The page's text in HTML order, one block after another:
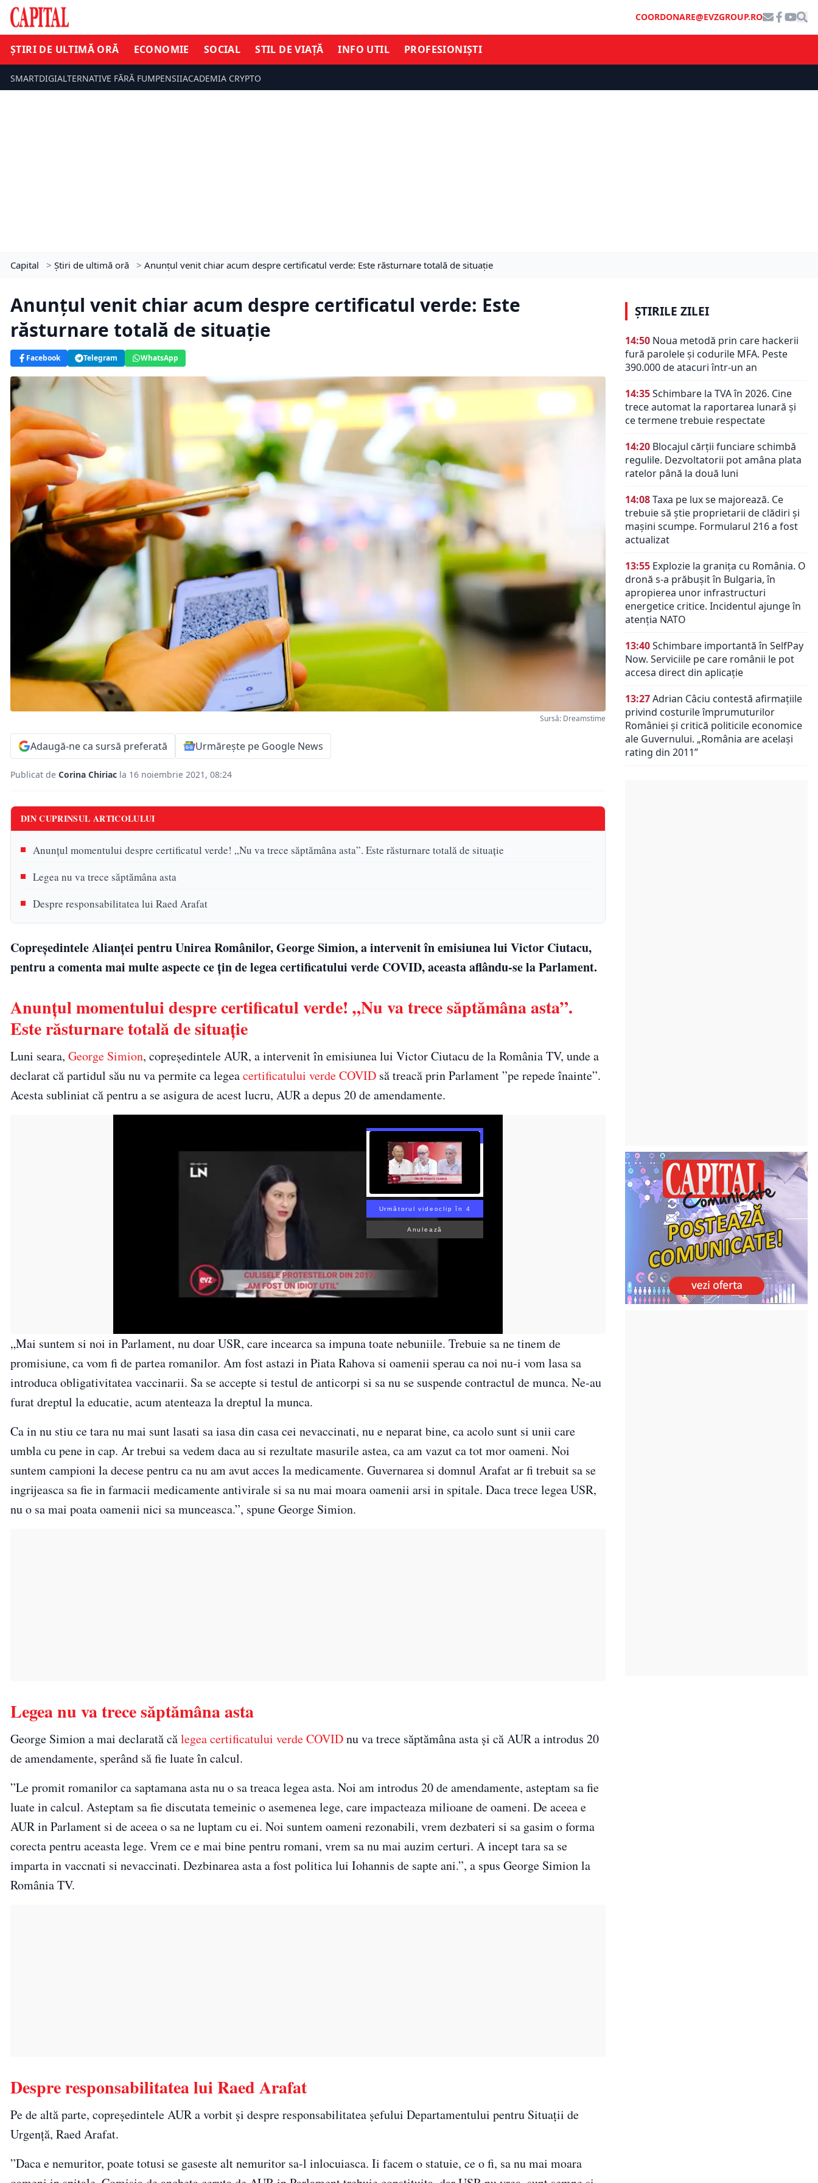
COORDONARE@EVZGROUP.RO
ȘTIRI DE ULTIMĂ ORĂ ECONOMIE SOCIAL STIL DE VIAȚĂ INFO UTIL PROFESIONIȘTI
SMARTDIGIALTERNATIVE FĂRĂ FUMPENSIIACADEMIA CRYPTO
Capital > Știri de ultimă oră > Anunțul venit chiar acum despre certificatul verde: Este răsturnare totală de situație
Anunțul venit chiar acum despre certificatul verde: Este
răsturnare totală de situație
Facebook Telegram WhatsApp
Sursă: Dreamstime
Adaugă-ne ca sursă preferată Urmărește pe Google News
Publicat de Corina Chiriac la 16 noiembrie 2021, 08:24
DIN CUPRINSUL ARTICOLULUI
Anunțul momentului despre certificatul verde! „Nu va trece săptămâna asta”. Este răsturnare totală de situație
Legea nu va trece săptămâna asta
Despre responsabilitatea lui Raed Arafat
Copreședintele Alianței pentru Unirea Românilor, George Simion, a intervenit în emisiunea lui Victor Ciutacu,
pentru a comenta mai multe aspecte ce țin de legea certificatului verde COVID, aceasta aflându-se la Parlament.
Anunțul momentului despre certificatul verde! „Nu va trece săptămâna asta”.
Este răsturnare totală de situație
Luni seara, George Simion, copreședintele AUR, a intervenit în emisiunea lui Victor Ciutacu de la România TV, unde a
declarat că partidul său nu va permite ca legeacertificatului verde COVID să treacă prin Parlament ”pe repede înainte”.
Acesta subliniat că pentru a se asigura de acest lucru, AUR a depus 20 de amendamente.
Următorul videoclip în 3
Anulează
„Mai suntem si noi in Parlament, nu doar USR, care incearca sa impuna toate nebuniile. Trebuie sa ne tinem de
promisiune, ca vom fi de partea romanilor. Am fost astazi in Piata Rahova si oamenii sperau ca noi nu-i vom lasa sa
introduca obligativitatea vaccinarii. Sa se accepte si testul de anticorpi si sa nu se suspende contractul de munca. Ne-au
furat dreptul la educatie, acum atenteaza la dreptul la munca.
Ca in nu stiu ce tara nu mai sunt lasati sa iasa din casa cei nevaccinati, nu e neparat bine, ca acolo sunt si unii care
umbla cu pene in cap. Ar trebui sa vedem daca au si rezultate masurile astea, ca am vazut ca tot mor oameni. Noi
suntem campioni la decese pentru ca nu am avut acces la medicamente. Guvernarea si domnul Arafat ar fi trebuit sa se
ingrijeasca sa fie in farmacii medicamente antivirale si sa nu mai moara oamenii arsi in spitale. Daca trece legea USR,
nu o sa mai poata oamenii nici sa munceasca.”, spune George Simion.
Legea nu va trece săptămâna asta
George Simion a mai declarată călegea certificatului verde COVIDnu va trece săptămâna asta și că AUR a introdus 20
de amendamente, sperând să fie luate în calcul.
”Le promit romanilor ca saptamana asta nu o sa treaca legea asta. Noi am introdus 20 de amendamente, asteptam sa fie
luate in calcul. Asteptam sa fie discutata temeinic o asemenea lege, care impacteaza milioane de oameni. De aceea e
AUR in Parlament si de aceea o sa ne luptam cu ei. Noi suntem oameni rezonabili, vrem dezbateri si sa gasim o forma
corecta pentru aceasta lege. Vrem ce e mai bine pentru romani, vrem sa nu mai auzim certuri. A incept tara sa se
imparta in vaccnati si nevaccinati. Dezbinarea asta a fost politica lui Iohannis de sapte ani.”, a spus George Simion la
România TV.
Despre responsabilitatea lui Raed Arafat
Pe de altă parte, copreședintele AUR a vorbit și despre responsabilitatea șefului Departamentului pentru Situații de
Urgență, Raed Arafat.
”Daca e nemuritor, poate totusi se gaseste alt nemuritor sa-l inlocuiasca. Ii facem o statuie, ce o fi, sa nu mai moara
ȘTIRILE ZILEI
14:50 Noua metodă prin care hackerii
fură parolele și codurile MFA. Peste
390.000 de atacuri într-un an
14:35Schimbare la TVA în 2026. Cine
trece automat la raportarea lunară și
ce termene trebuie respectate
14:20 Blocajul cărții funciare schimbă
regulile. Dezvoltatorii pot amâna plata
ratelor până la două luni
14:08Taxa pe lux se majorează. Ce
trebuie să știe proprietarii de clădiri și
mașini scumpe. Formularul 216 a fost
actualizat
13:55 Explozie la granița cu România. O
dronă s-a prăbușit în Bulgaria, în
apropierea unor infrastructuri
energetice critice. Incidentul ajunge în
atenția NATO
13:40Schimbare importantă în SelfPay
Now. Serviciile pe care românii le pot
accesa direct din aplicație
13:27Adrian Câciu contestă afirmațiile
privind costurile împrumuturilor
României și critică politicile economice
ale Guvernului. „România are același
rating din 2011”